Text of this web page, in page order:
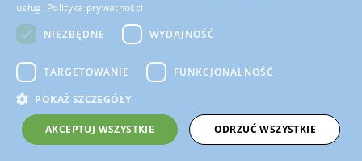
Cena z kodem SCHOOL:33.15 zł
BARTEK / 85208-17
39.00 zł
Najniższa cena z 30 dni przed
wprowadzeniem obniżki: 59.00 zł
Cena regularna: 59.00 zł
BARTEK / 84411-80
Najniższa cena z 30 dni przed
wprowadzeniem obniżki: 189.00 zł
Cena regularna: 229.00 zł
usług. Polityka prywatności
NIEZBĘDNE
WYDAJNOŚĆ
TARGETOWANIE FUNKCJONALNOŚĆ
POKAŻ SZCZEGÓŁY
AKCEPTUJ WSZYSTKIE ODRZUĆ WSZYSTKIE